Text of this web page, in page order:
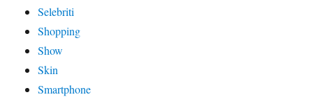
Selebriti
Shopping
Show
Skin
Smartphone